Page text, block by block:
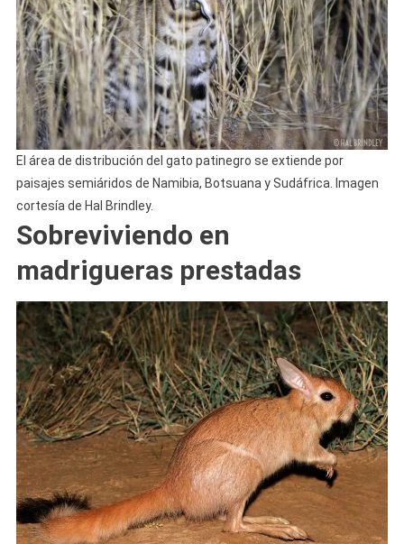
El área de distribución del gato patinegro se extiende por
paisajes semiáridos de Namibia, Botsuana y Sudáfrica. Imagen
cortesía de Hal Brindley.
Sobreviviendo en
madrigueras prestadas